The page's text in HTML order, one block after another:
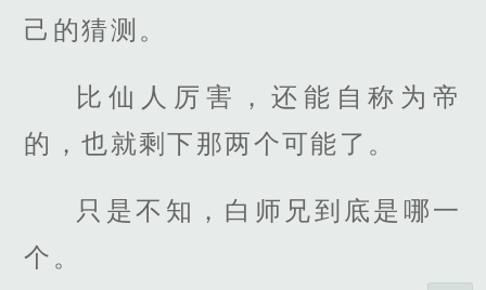
己的猜测。
比仙人厉害，还能自称为帝
的，也就剩下那两个可能了。
只是不知，白师兄到底是哪一
个。